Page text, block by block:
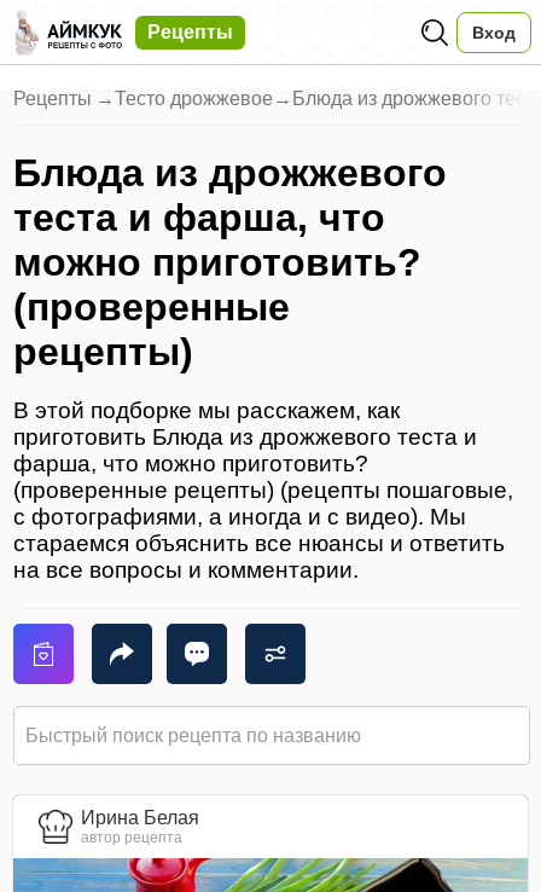
Рецепты Вход
Рецепты →Тесто дрожжевое → Блюда из дрожжевого
Блюда из дрожжевого
теста и фарша, что
можно приготовить?
(проверенные
рецепты)
В этой подборке мы расскажем, как
приготовить Блюда из дрожжевого теста и
фарша, что можно приготовить?
(проверенные рецепты) (рецепты пошаговые,
с фотографиями, а иногда и с видео). Мы
стараемся объяснить все нюансы и ответить
на все вопросы и комментарии.
Ирина Белая
автор рецепта